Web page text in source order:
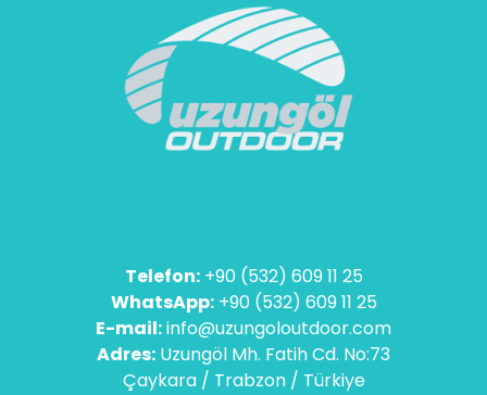
Telefon: +90 (532) 609 11 25
WhatsApp: +90 (532) 609 11 25
E-mail:info@uzungoloutdoor.com
Adres: Uzungöl Mh. Fatih Cd. No:73
Çaykara / Trabzon / Türkiye